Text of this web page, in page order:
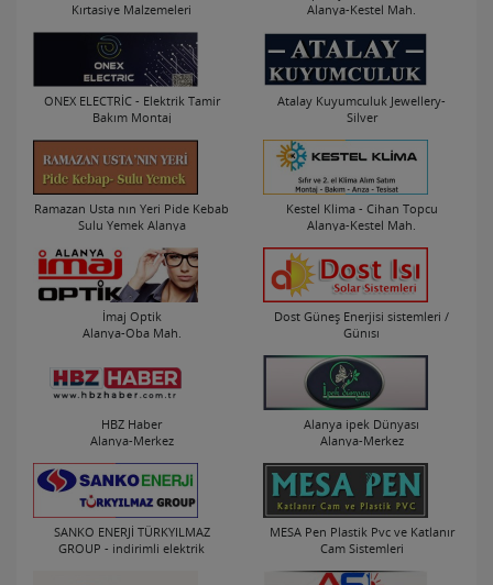
Kırtasiye Malzemeleri
Alanya-Kestel Mah.
ONEX ELECTRİC - Elektrik Tamir
Bakım Montaj
Atalay Kuyumculuk Jewellery-
Silver
Ramazan Usta nın Yeri Pide Kebab
Sulu Yemek Alanya
Kestel Klima - Cihan Topcu
Alanya-Kestel Mah.
İmaj Optik
Alanya-Oba Mah.
Dost Güneş Enerjisi sistemleri /
Günısı
HBZ Haber
Alanya-Merkez
Alanya ipek Dünyası
Alanya-Merkez
SANKO ENERJİ TÜRKYILMAZ
GROUP - indirimli elektrik
MESA Pen Plastik Pvc ve Katlanır
Cam Sistemleri